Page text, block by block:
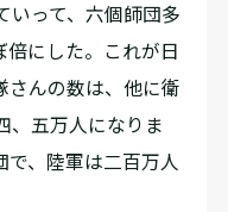
いって、六個師団多
倍にした。これが日
さんの数は、他に衛
、五万人になりま
で、陸軍は二百万人